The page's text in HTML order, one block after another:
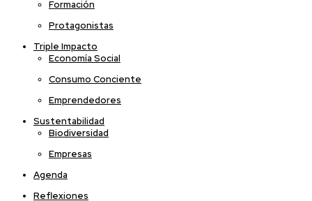
Formación
Protagonistas
Triple Impacto
Economía Social
Consumo Conciente
Emprendedores
Sustentabilidad
Biodiversidad
Empresas
Agenda
Reflexiones